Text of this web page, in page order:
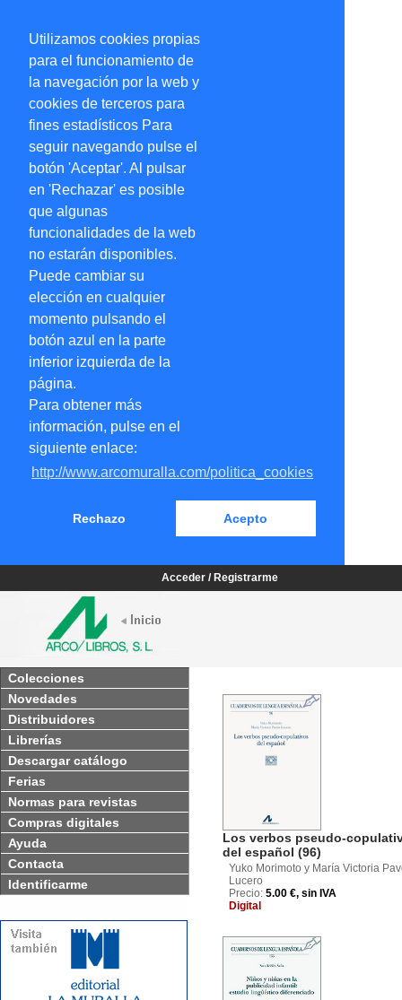
Utilizamos cookies propias
para el funcionamiento de
la navegación por la web y
cookies de terceros para
fines estadísticos Para
seguir navegando pulse el
botón 'Aceptar'. Al pulsar
en 'Rechazar' es posible
que algunas
funcionalidades de la web
no estarán disponibles.
Puede cambiar su
elección en cualquier
momento pulsando el
botón azul en la parte
inferior izquierda de la
página.
Para obtener más
información, pulse en el
siguiente enlace:
http://www.arcomuralla.com/politica_cookies
Rechazo Acepto
Acceder / Registrarme
Colecciones
Novedades
Distribuidores
Librerías
Descargar catálogo
Ferias
Normas para revistas
Compras digitales
Ayuda
Contacta
Identificarme
Los verbos pseudo-
del español (96)
Yuko Morimoto y María Victoria
Lucero
Precio: 5.00 €, sin IVA
Digital